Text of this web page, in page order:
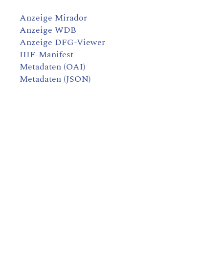
Anzeige Mirador
Anzeige WDB
Anzeige DFG-Viewer
IIIF-Manifest
Metadaten (OAI)
Metadaten (JSON)